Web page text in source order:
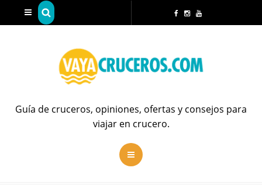
Guía de cruceros, opiniones, ofertas y consejos para
viajar en crucero.